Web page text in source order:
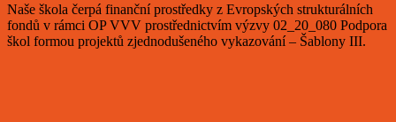
Naše škola čerpá finanční prostředky z Evropských strukturálních
fondů v rámci OP VVV prostřednictvím výzvy 02_20_080 Podpora
škol formou projektů zjednodušeného vykazování – Šablony III.